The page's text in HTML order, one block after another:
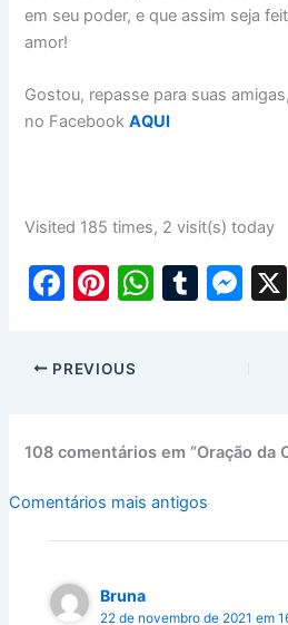
em seu poder, e que assim seja
amor!
Gostou, repasse para suas
no FacebookAQUI
Visited 185 times, 2 visit(s) today
F
c
e
o
o
k
Pi
er
e
W
p
p
T
M
n
er
PREVIOUS
108 comentários em “Oração da
Comentários
Comentários mais antigos
Bruna
22 de novembro de 2021 em